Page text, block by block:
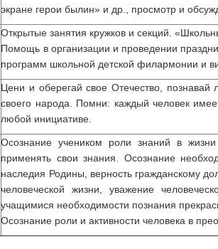
экране герои былин» и др., просмотр и
Открытые занятия кружков и секций.
Помощь в организации и проведении
программ школьной детской филармонии и
Цени и оберегай свое Отечество,
своего народа. Помни: каждый человек
любой инициативе.
Осознание учеником роли знаний в
применять свои знания. Осознание
наследия Родины, верность гражданскому
человеческой жизни, уважение
учащимися необходимости познания
Осознание роли и активности человека в